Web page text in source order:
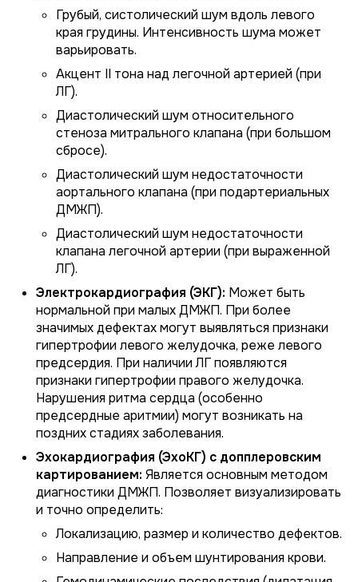
Грубый, систолический шум вдоль левого
края грудины. Интенсивность шума может
варьировать.
Акцент II тона над легочной артерией (при
ЛГ).
Диастолический шум относительного
стеноза митрального клапана (при большом
сбросе).
Диастолический шум недостаточности
аортального клапана (при подартериальных
ДМЖП).
Диастолический шум недостаточности
клапана легочной артерии (при выраженной
ЛГ).
Электрокардиография (ЭКГ): Может быть
нормальной при малых ДМЖП. При более
значимых дефектах могут выявляться признаки
гипертрофии левого желудочка, реже левого
предсердия. При наличии ЛГ появляются
признаки гипертрофии правого желудочка.
Нарушения ритма сердца (особенно
предсердные аритмии) могут возникать на
поздних стадиях заболевания.
Эхокардиография (ЭхоКГ) с допплеровским
картированием: Является основным методом
диагностики ДМЖП. Позволяет визуализировать
и точно определить:
Локализацию, размер и количество дефектов.
Направление и объем шунтирования крови.